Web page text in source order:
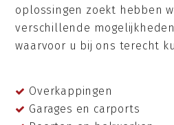
oplossingen zoekt hebben
verschillende
waarvoor u bij ons terecht
Overkappingen
Garages en carports